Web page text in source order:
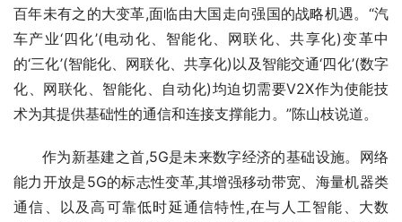
百年未有之的大变革,面临由大国走向强国的战略机遇。“汽
车产业‘四化’(电动化、智能化、网联化、共享化)变革中
的‘三化’(智能化、网联化、共享化)以及智能交通‘四化’(数字
化、网联化、智能化、自动化)均迫切需要V2X作为使能技
术为其提供基础性的通信和连接支撑能力。”陈山枝说道。
作为新基建之首,5G是未来数字经济的基础设施。网络
能力开放是5G的标志性变革,其增强移动带宽、海量机器类
通信、以及高可靠低时延通信特性,在与人工智能、大数